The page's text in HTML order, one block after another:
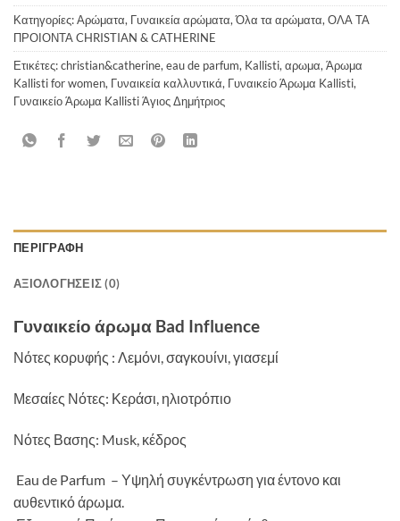
Κατηγορίες:Αρώματα, Γυναικεία αρώματα,Όλα τα αρώματα,ΟΛΑ ΤΑ
ΠΡΟΙΟΝΤΑ CHRISTIAN & CATHERINE
Ετικέτες:christian&catherine,eau de parfum, Kallisti,αρωμα,Άρωμα
Kallisti for women, Γυναικεία καλλυντικά, Γυναικείο Άρωμα Kallisti,
Γυναικείο Άρωμα Kallisti Άγιος Δημήτριος
ΠΕΡΙΓΡΑΦΉ
ΑΞΙΟΛΟΓΉΣΕΙΣ (0)
Γυναικείο άρωμα Bad Influence
Νότες κορυφής : Λεμόνι, σαγκουίνι, γιασεμί
Μεσαίες Νότες: Κεράσι, ηλιοτρόπιο
Νότες Βασης: Musk, κέδρος
Eau de Parfum – Υψηλή συγκέντρωση για έντονο και
αυθεντικό άρωμα.